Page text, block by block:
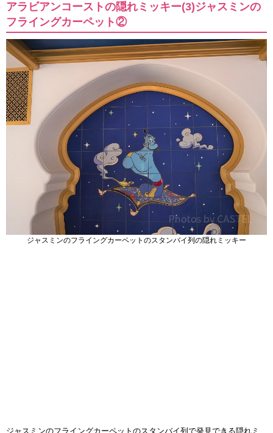
アラビアンコーストの隠れミッキー(3)ジャスミンの
フライングカーペット②
ジャスミンのフライングカーペットのスタンバイ列の隠れミッキー
ジャスミンのフライングカーペットのスタンバイ列で発見できる隠れミ